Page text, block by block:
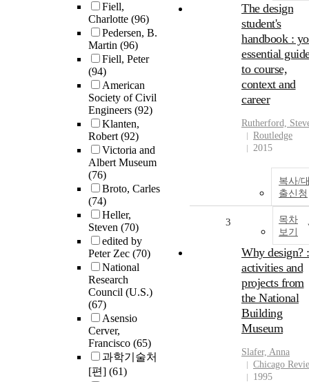
Fiell,
Charlotte (96)
Pedersen, B.
Martin (96)
Fiell, Peter
(94)
American
Society of Civil
Engineers (92)
Klanten,
Robert(92)
Victoria and
Albert Museum
(76)
Broto, Carles
(74)
Heller,
Steven (70)
edited by
Peter Zec (70)
National
Research
Council (U.S.)
(67)
Asensio
Cerver,
Francisco (65)
과학기술처
[편] (61)
The design
student's
handbook :
essential
to course,
context and
career
Rutherford,
Routledge
2015
복사/
출신청
목차
보기
3
Why design? :
activities and
projects from
the National
Building
Museum
Slafer, Anna
Chicago
1995